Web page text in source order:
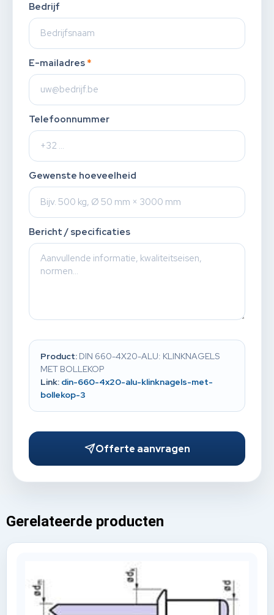
Bedrijf
E-mailadres *
Telefoonnummer
Gewenste hoeveelheid
Bericht / specificaties
Product: DIN 660-4X20-ALU: KLINKNAGELS
MET BOLLEKOP
Link: din-660-4x20-alu-klinknagels-met-
bollekop-3
Offerte aanvragen
Gerelateerde producten